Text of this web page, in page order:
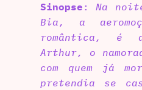
Sinopse :Na
Bia, a
romântica, é
Arthur, o
com quem já
pretendia se